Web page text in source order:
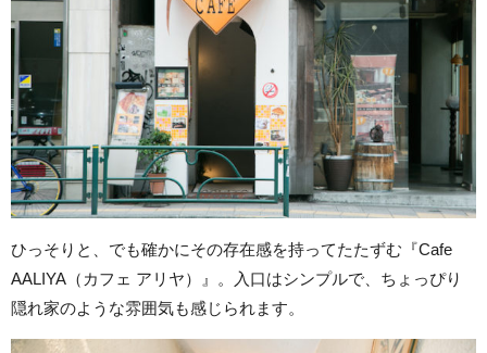
ひっそりと、でも確かにその存在感を持ってたたずむ『Cafe
AALIYA（カフェ アリヤ）』。入口はシンプルで、ちょっぴり
隠れ家のような雰囲気も感じられます。